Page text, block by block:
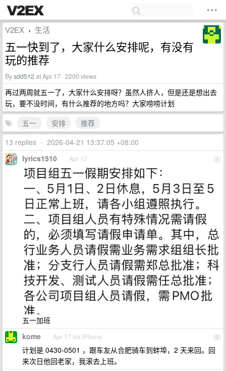
V2EX › 生活
五一快到了，大家什么安排呢，有没有
玩的推荐
Bysdd512at Apr 17 · 2200 views
再过两周就五一了，大家什么安排呀？虽然人挤人，但是还是想出去
玩，要不没时间，有什么推荐的地方吗？大家唠唠计划
五一
安排
推荐
13 replies • 2026-04-21 13:37:05 +08:00
1
lyrics1510 Apr 17
五一加班
2
kome Apr 17 via iPhone
计划是 0430-0501 ，跟车友从合肥骑车到蚌埠，2 天来回。回
来次日他回老家，我滚去上班。